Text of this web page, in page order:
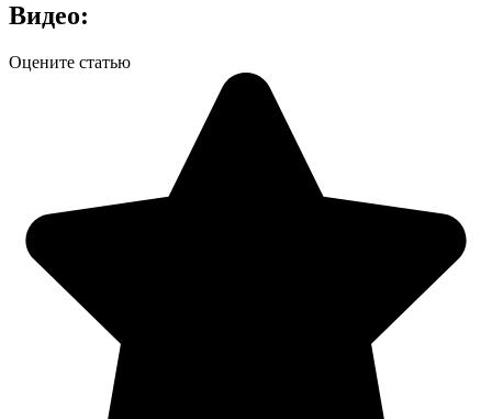
Видео:
Оцените статью